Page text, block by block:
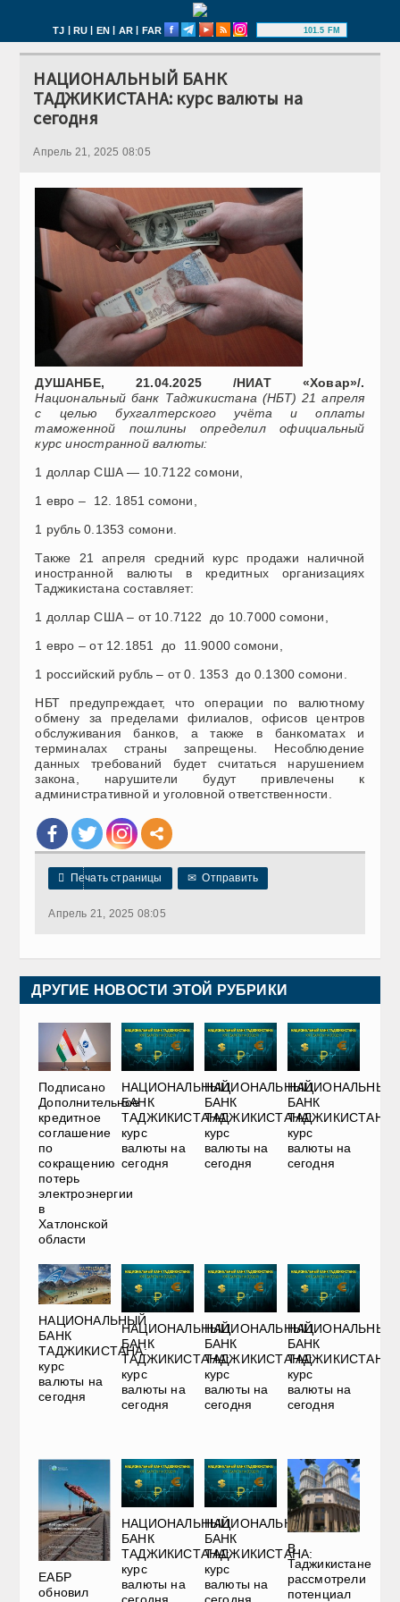
TJ | RU | EN | AR | FAR 101.5 FM
НАЦИОНАЛЬНЫЙ БАНК
ТАДЖИКИСТАНА: курс валюты на
сегодня
Апрель 21, 2025 08:05
ДУШАНБЕ, 21.04.2025 /НИАТ «Ховар»/.
Национальный банк Таджикистана (НБТ) 21 апреля
с целью бухгалтерского учёта и оплаты
таможенной пошлины определил официальный
курс иностранной валюты:
1 доллар США — 10.7122 сомони,
1 евро – 12. 1851 сомони,
1 рубль 0.1353 сомони.
Также 21 апреля средний курс продажи наличной
иностранной валюты в кредитных организациях
Таджикистана составляет:
1 доллар США – от 10.7122 до 10.7000 сомони,
1 евро – от 12.1851 до 11.9000 сомони,
1 российский рубль – от 0. 1353 до 0.1300 сомони.
НБТ предупреждает, что операции по валютному
обмену за пределами филиалов, офисов центров
обслуживания банков, а также в банкоматах и
терминалах страны запрещены. Несоблюдение
данных требований будет считаться нарушением
закона, нарушители будут привлечены к
административной и уголовной ответственности.
 Печать страницы ✉ Отправить
Апрель 21, 2025 08:05
ДРУГИЕ НОВОСТИ ЭТОЙ РУБРИКИ
Подписано
Дополнительное
кредитное
соглашение
по
сокращению
потерь
электроэнергии
в
Хатлонской
области
НАЦИОНАЛЬНЫЙ
БАНК
ТАДЖИКИСТАНА:
курс
валюты на
сегодня
НАЦИОНАЛЬНЫЙ
БАНК
ТАДЖИКИСТАНА:
курс
валюты на
сегодня
НАЦИОНАЛЬНЫЙ
БАНК
ТАДЖИКИСТАНА:
курс
валюты на
сегодня
НАЦИОНАЛЬНЫЙ
БАНК
ТАДЖИКИСТАНА:
курс
валюты на
сегодня
НАЦИОНАЛЬНЫЙ
БАНК
ТАДЖИКИСТАНА:
курс
валюты на
сегодня
НАЦИОНАЛЬНЫЙ
БАНК
ТАДЖИКИСТАНА:
курс
валюты на
сегодня
НАЦИОНАЛЬНЫЙ
БАНК
ТАДЖИКИСТАНА:
курс
валюты на
сегодня
ЕАБР
обновил
НАЦИОНАЛЬНЫЙ
БАНК
ТАДЖИКИСТАНА:
курс
валюты на
НАЦИОНАЛЬНЫЙ
БАНК
ТАДЖИКИСТАНА:
курс
валюты на
В
Таджикистане
рассмотрели
потенциал